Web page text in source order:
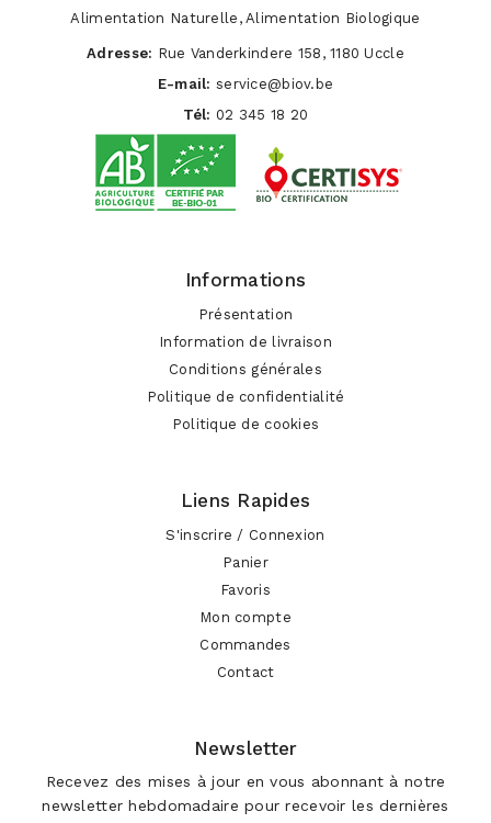
Alimentation Naturelle, Alimentation Biologique
Adresse: Rue Vanderkindere 158, 1180 Uccle
E-mail: service@biov.be
Tél: 02 345 18 20
Informations
Présentation
Information de livraison
Conditions générales
Politique de confidentialité
Politique de cookies
Liens Rapides
S'inscrire / Connexion
Panier
Favoris
Mon compte
Commandes
Contact
Newsletter
Recevez des mises à jour en vous abonnant à notre
newsletter hebdomadaire pour recevoir les dernières